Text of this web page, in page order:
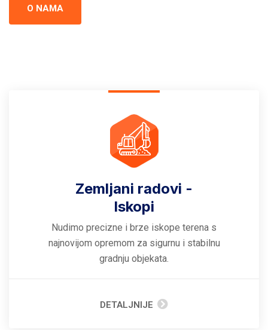
O NAMA
Zemljani radovi -
Iskopi
Nudimo precizne i brze iskope terena s
najnovijom opremom za sigurnu i stabilnu
gradnju objekata.
DETALJNIJE